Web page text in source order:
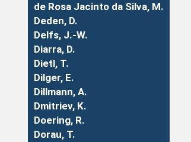
de Rosa Jacinto da Silva, M.
Deden, D.
Delfs, J.-W.
Diarra, D.
Dietl, T.
Dilger, E.
Dillmann, A.
Dmitriev, K.
Doering, R.
Dorau, T.